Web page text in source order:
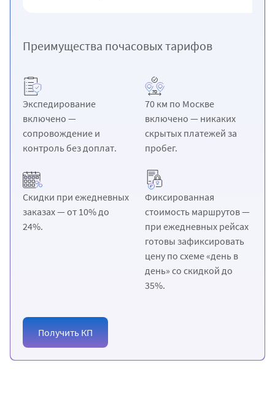
Преимущества почасовых тарифов
Экспедирование
включено —
сопровождение и
контроль без доплат.
70 км по Москве
включено — никаких
скрытых платежей за
пробег.
Скидки при ежедневных
заказах — от 10% до
24%.
Фиксированная
стоимость маршрутов —
при ежедневных рейсах
готовы зафиксировать
цену по схеме «день в
день» со скидкой до
35%.
Получить КП